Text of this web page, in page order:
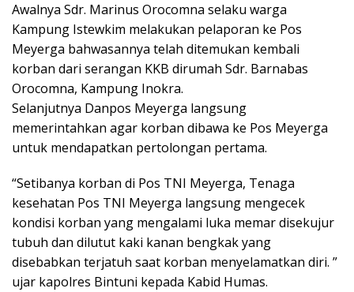
Awalnya Sdr. Marinus Orocomna selaku warga
Kampung Istewkim melakukan pelaporan ke Pos
Meyerga bahwasannya telah ditemukan kembali
korban dari serangan KKB dirumah Sdr. Barnabas
Orocomna, Kampung Inokra.
Selanjutnya Danpos Meyerga langsung
memerintahkan agar korban dibawa ke Pos Meyerga
untuk mendapatkan pertolongan pertama.
“Setibanya korban di Pos TNI Meyerga, Tenaga
kesehatan Pos TNI Meyerga langsung mengecek
kondisi korban yang mengalami luka memar disekujur
tubuh dan dilutut kaki kanan bengkak yang
disebabkan terjatuh saat korban menyelamatkan diri. ”
ujar kapolres Bintuni kepada Kabid Humas.